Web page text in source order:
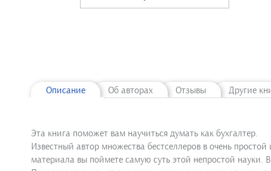
Описание Об авторах Отзывы Другие
Эта книга поможет вам научиться думать как бухгалтер.
Известный автор множества бестселлеров в очень
материала вы поймете самую суть этой непростой науки.